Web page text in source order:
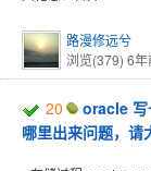
路漫修远兮
浏览(379) 6年
20
oracle 写
哪里出来问题，请